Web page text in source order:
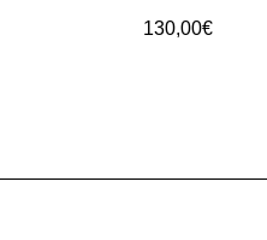
130,00€